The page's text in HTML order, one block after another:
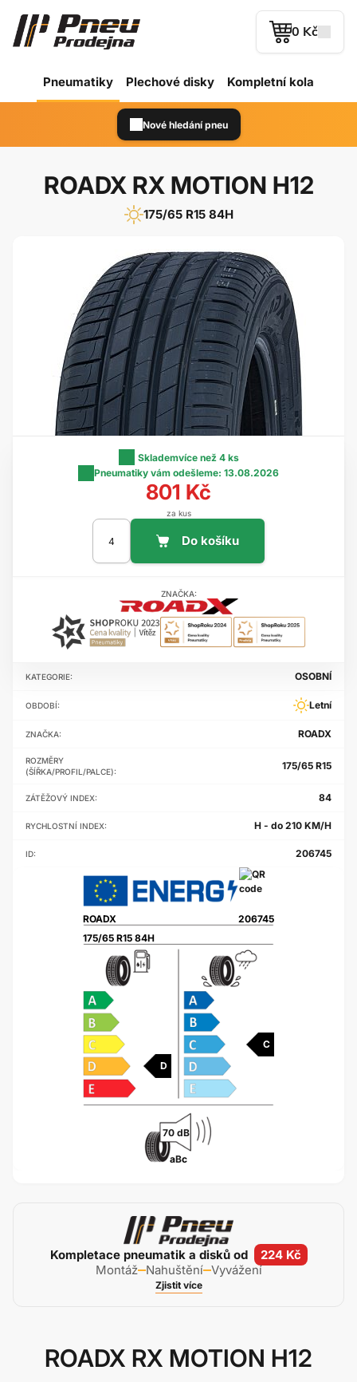
0 Kč
Pneumatiky Plechové disky Kompletní kola
Nové hledání pneu
ROADX RX MOTION H12
175/65 R15 84H
KATEGORIE: OSOBNÍ
OBDOBÍ: Letní
ZNAČKA: ROADX
ROZMĚRY
(ŠÍŘKA/PROFIL/PALCE):
175/65 R15
ZÁTĚŽOVÝ INDEX: 84
RYCHLOSTNÍ INDEX: H - do 210 KM/H
ID: 206745
175/65 R15 84H
ROADX 206745
D
C
70 dB
aBc
Sklademvíce než 4 ks
Pneumatiky vám odešleme: 13.08.2026
801 Kč
za kus
ZNAČKA:
Kompletace pneumatik a disků od
224 Kč
Montáž Nahuštění Vyvážení
Zjistit více
ROADX RX MOTION H12